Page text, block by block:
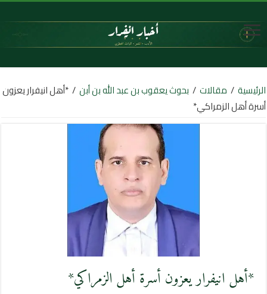
الرئيسية / مقالات / بحوث يعقوب بن عبد الله بن أبن / *أهل انيفرار يعزون
أسرة أهل الزمراكي*
*أهل انيفرار يعزون أسرة أهل الزمراكي*